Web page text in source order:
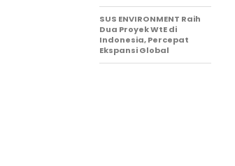
SUS ENVIRONMENT Raih
Dua Proyek WtE di
Indonesia, Percepat
Ekspansi Global